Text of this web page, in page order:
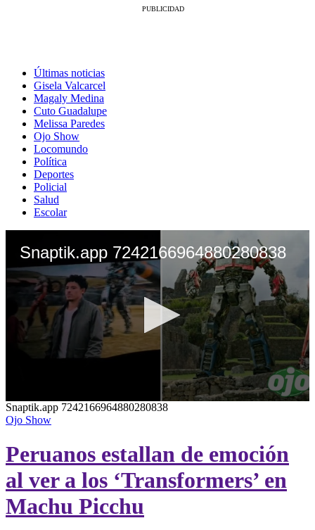
Últimas noticias
Gisela Valcarcel
Magaly Medina
Cuto Guadalupe
Melissa Paredes
Ojo Show
Locomundo
Política
Deportes
Policial
Salud
Escolar
Snaptik.app 7242166964880280838
0
seconds
of
seconds
Snaptik.app 7242166964880280838
Ojo Show
Peruanos estallan de emoción
al ver a los ‘Transformers’ en
Machu Picchu